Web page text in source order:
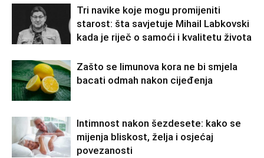
Tri navike koje mogu promijeniti
starost: šta savjetuje Mihail Labkovski
kada je riječ o samoći i kvalitetu života
Zašto se limunova kora ne bi smjela
bacati odmah nakon cijeđenja
Intimnost nakon šezdesete: kako se
mijenja bliskost, želja i osjećaj
povezanosti